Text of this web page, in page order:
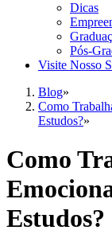
Dicas
Pós-
Visite Nosso
Blog»
Como
Estudos?»
Como
Estudos?